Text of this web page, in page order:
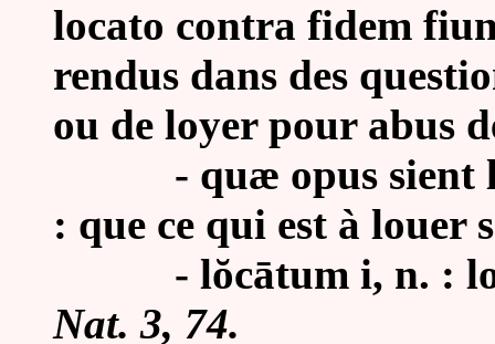
locato contra fidem
rendus dans des
ou de loyer pour abus
- quæ opus sient
: que ce qui est à louer
- lŏcātum i, n. :
Nat. 3, 74.